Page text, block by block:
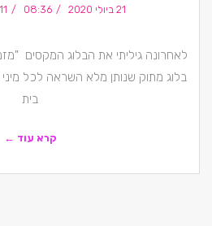
21 ביולי 2020 08:36 11 תגובות
לאחרונה גיליתי את הבלוג המקסים
בלוג מתוק שנותן מלא השראה לכל
בית
קרא עוד ←